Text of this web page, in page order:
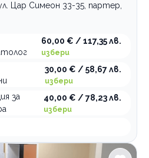
Цар Симеон 33-35, партер,
60,00 € / 117,35 лв.
избери
30,00 € / 58,67 лв.
избери
за
40,00 € / 78,23 лв.
избери
Karilab